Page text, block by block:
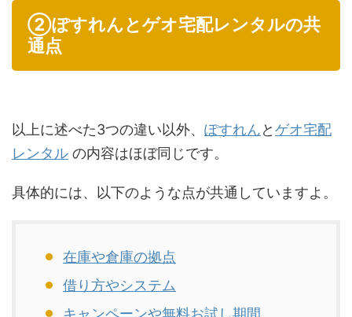
②ぽすれんとゲオ宅配レンタルの共
通点
以上に述べた3つの違い以外、 ぽすれんとゲオ宅配
レンタル の内容はほぼ同じです。
具体的には、以下のような点が共通していますよ。
在庫や倉庫の拠点
借り方やシステム